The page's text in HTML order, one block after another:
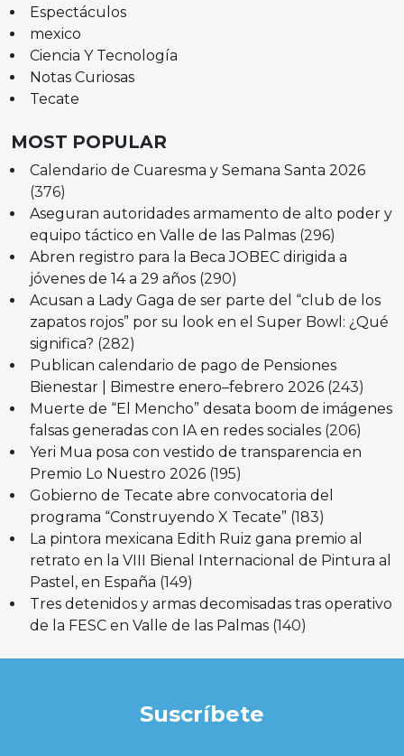
Espectáculos
mexico
Ciencia Y Tecnología
Notas Curiosas
Tecate
MOST POPULAR
Calendario de Cuaresma y Semana Santa 2026
(376)
Aseguran autoridades armamento de alto poder y
equipo táctico en Valle de las Palmas (296)
Abren registro para la Beca JOBEC dirigida a
jóvenes de 14 a 29 años (290)
Acusan a Lady Gaga de ser parte del “club de los
zapatos rojos” por su look en el Super Bowl: ¿Qué
significa? (282)
Publican calendario de pago de Pensiones
Bienestar | Bimestre enero–febrero 2026 (243)
Muerte de “El Mencho” desata boom de imágenes
falsas generadas con IA en redes sociales (206)
Yeri Mua posa con vestido de transparencia en
Premio Lo Nuestro 2026 (195)
Gobierno de Tecate abre convocatoria del
programa “Construyendo X Tecate” (183)
La pintora mexicana Edith Ruiz gana premio al
retrato en la VIII Bienal Internacional de Pintura al
Pastel, en España (149)
Tres detenidos y armas decomisadas tras operativo
de la FESC en Valle de las Palmas (140)
Suscríbete